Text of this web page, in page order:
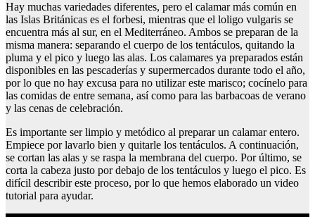
Hay muchas variedades diferentes, pero el calamar más común en
las Islas Británicas es el forbesi, mientras que el loligo vulgaris se
encuentra más al sur, en el Mediterráneo. Ambos se preparan de la
misma manera: separando el cuerpo de los tentáculos, quitando la
pluma y el pico y luego las alas. Los calamares ya preparados están
disponibles en las pescaderías y supermercados durante todo el año,
por lo que no hay excusa para no utilizar este marisco; cocínelo para
las comidas de entre semana, así como para las barbacoas de verano
y las cenas de celebración.
Es importante ser limpio y metódico al preparar un calamar entero.
Empiece por lavarlo bien y quitarle los tentáculos. A continuación,
se cortan las alas y se raspa la membrana del cuerpo. Por último, se
corta la cabeza justo por debajo de los tentáculos y luego el pico. Es
difícil describir este proceso, por lo que hemos elaborado un video
tutorial para ayudar.